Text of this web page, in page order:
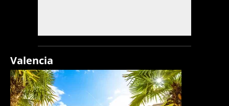
Valencia